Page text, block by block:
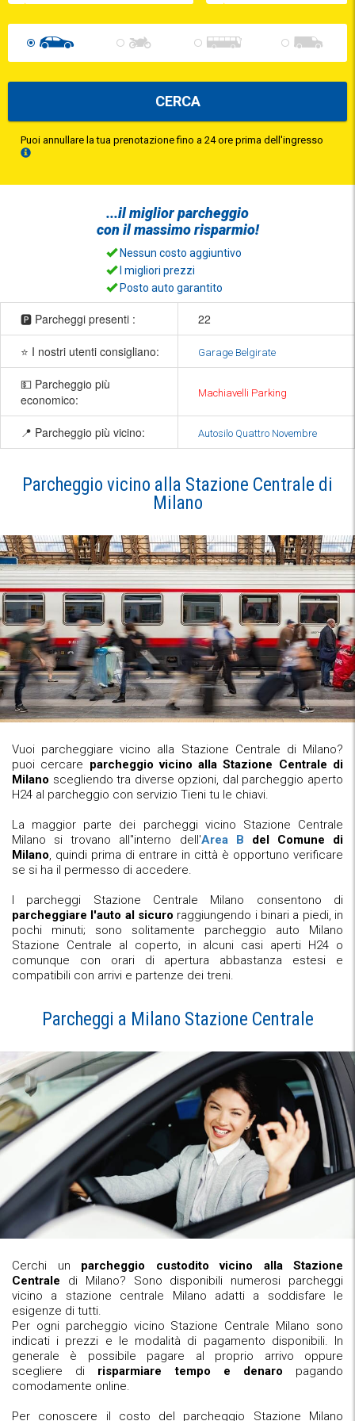
CERCA
Puoi annullare la tua prenotazione fino a 24 ore prima dell'ingresso
...ilmiglior parcheggio
con ilmassimo risparmio!
Nessun costo aggiuntivo
I migliori prezzi
Posto auto garantito
🅿️ Parcheggi presenti : 22
⭐ I nostri utenti consigliano: Garage Belgirate
💵 Parcheggio più
economico:
Machiavelli Parking
📍 Parcheggio più vicino: Autosilo Quattro Novembre
Parcheggio vicino alla Stazione Centrale di
Milano
Vuoi parcheggiare vicino alla Stazione Centrale di Milano?
puoi cercare parcheggio vicino alla Stazione Centrale di
Milano scegliendo tra diverse opzioni, dal parcheggio aperto
H24 al parcheggio con servizio Tieni tu le chiavi.
La maggior parte dei parcheggi vicino Stazione Centrale
Milano si trovano all''interno dell'Area B del Comune di
Milano, quindi prima di entrare in città è opportuno verificare
se si ha il permesso di accedere.
I parcheggi Stazione Centrale Milano consentono di
parcheggiare l'auto al sicuro raggiungendo i binari a piedi, in
pochi minuti; sono solitamente parcheggio auto Milano
Stazione Centrale al coperto, in alcuni casi aperti H24 o
comunque con orari di apertura abbastanza estesi e
compatibili con arrivi e partenze dei treni.
Parcheggi a Milano Stazione Centrale
Cerchi un parcheggio custodito vicino alla Stazione
Centrale di Milano? Sono disponibili numerosi parcheggi
vicino a stazione centrale Milano adatti a soddisfare le
esigenze di tutti.
Per ogni parcheggio vicino Stazione Centrale Milano sono
indicati i prezzi e le modalità di pagamento disponibili. In
generale è possibile pagare al proprio arrivo oppure
scegliere di risparmiare tempo e denaro pagando
comodamente online.
Per conoscere il costo del parcheggio Stazione Milano